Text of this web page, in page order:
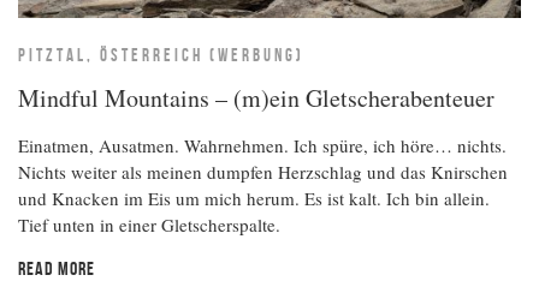
PITZTAL, ÖSTERREICH (WERBUNG)
Mindful Mountains – (m)ein Gletscherabenteuer
Einatmen, Ausatmen. Wahrnehmen. Ich spüre, ich höre… nichts.
Nichts weiter als meinen dumpfen Herzschlag und das Knirschen
und Knacken im Eis um mich herum. Es ist kalt. Ich bin allein.
Tief unten in einer Gletscherspalte.
READ MORE